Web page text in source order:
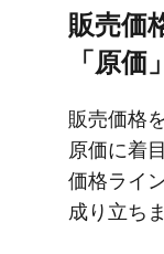
販売価
「原価
販売価格
原価に​着
価格ライ
成り立ち